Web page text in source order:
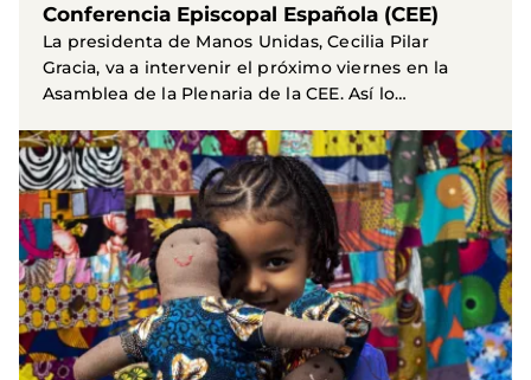
Conferencia Episcopal Española (CEE)
La presidenta de Manos Unidas, Cecilia Pilar
Gracia, va a intervenir el próximo viernes en la
Asamblea de la Plenaria de la CEE. Así lo